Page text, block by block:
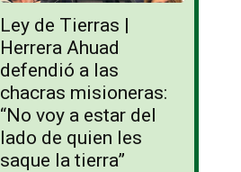
Ley de Tierras |
Herrera Ahuad
defendió a las
chacras misioneras:
“No voy a estar del
lado de quien les
saque la tierra”